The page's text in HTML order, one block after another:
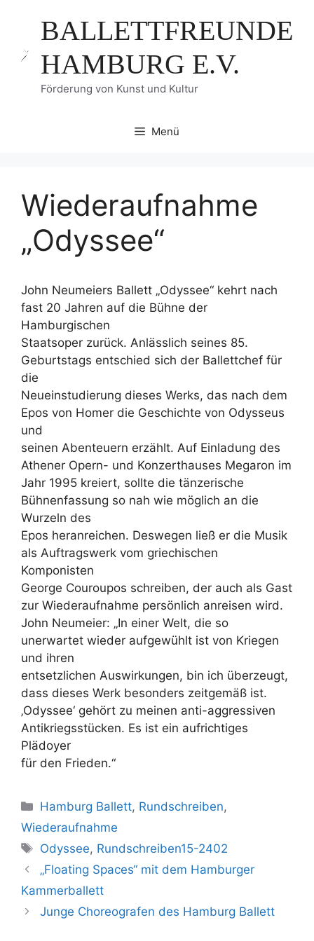
springenBALLETTFREUNDE
HAMBURG E.V.
Förderung von Kunst und Kultur
Menü
Wiederaufnahme
„Odyssee“
John Neumeiers Ballett „Odyssee“ kehrt nach
fast 20 Jahren auf die Bühne der
Hamburgischen
Staatsoper zurück. Anlässlich seines 85.
Geburtstags entschied sich der Ballettchef für
die
Neueinstudierung dieses Werks, das nach dem
Epos von Homer die Geschichte von Odysseus
und
seinen Abenteuern erzählt. Auf Einladung des
Athener Opern- und Konzerthauses Megaron im
Jahr 1995 kreiert, sollte die tänzerische
Bühnenfassung so nah wie möglich an die
Wurzeln des
Epos heranreichen. Deswegen ließ er die Musik
als Auftragswerk vom griechischen
Komponisten
George Couroupos schreiben, der auch als Gast
zur Wiederaufnahme persönlich anreisen wird.
John Neumeier: „In einer Welt, die so
unerwartet wieder aufgewühlt ist von Kriegen
und ihren
entsetzlichen Auswirkungen, bin ich überzeugt,
dass dieses Werk besonders zeitgemäß ist.
‚Odyssee‘ gehört zu meinen anti-aggressiven
Antikriegsstücken. Es ist ein aufrichtiges
Plädoyer
für den Frieden.“
Kategorien
Hamburg Ballett, Rundschreiben,
Wiederaufnahme
Schlagwörter
Odyssee, Rundschreiben15-2402
„Floating Spaces“ mit dem Hamburger
Kammerballett
Junge Choreografen des Hamburg Ballett